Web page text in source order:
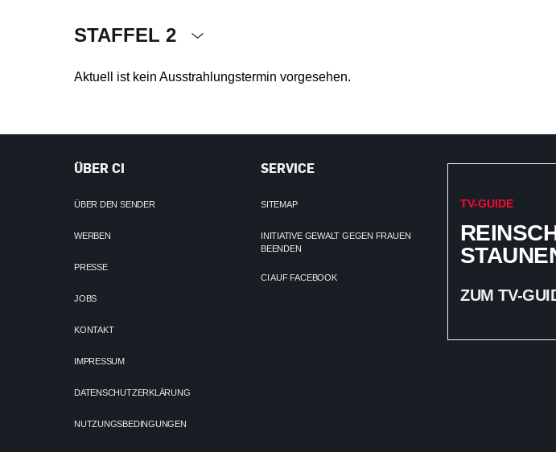
STAFFEL 2
Aktuell ist kein Ausstrahlungstermin vorgesehen.
TV-GUIDE
ZUM TV-
ÜBER CI
ÜBER DEN SENDER
WERBEN
PRESSE
JOBS
KONTAKT
IMPRESSUM
DATENSCHUTZERKLÄRUNG
NUTZUNGSBEDINGUNGEN
SERVICE
SITEMAP
INITIATIVE GEWALT GEGEN FRAUEN
BEENDEN
CI AUF FACEBOOK